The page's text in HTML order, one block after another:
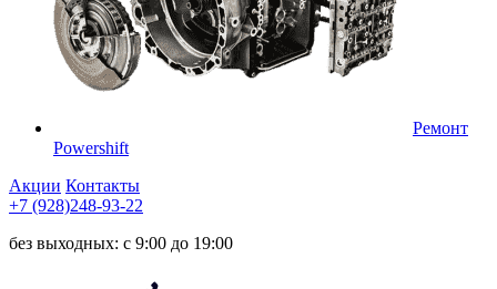
Ремонт
Powershift
Акции Контакты
+7 (928)248-93-22
без выходных: с 9:00 до 19:00